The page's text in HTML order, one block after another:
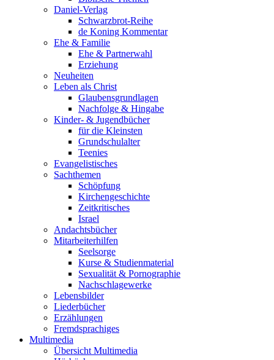
Daniel-Verlag
Schwarzbrot-Reihe
de Koning Kommentar
Ehe & Familie
Ehe & Partnerwahl
Erziehung
Neuheiten
Leben als Christ
Glaubensgrundlagen
Nachfolge & Hingabe
Kinder- & Jugendbücher
für die Kleinsten
Grundschulalter
Teenies
Evangelistisches
Sachthemen
Schöpfung
Kirchengeschichte
Zeitkritisches
Israel
Andachtsbücher
Mitarbeiterhilfen
Seelsorge
Kurse & Studienmaterial
Sexualität & Pornographie
Nachschlagewerke
Lebensbilder
Liederbücher
Erzählungen
Fremdsprachiges
Multimedia
Übersicht Multimedia